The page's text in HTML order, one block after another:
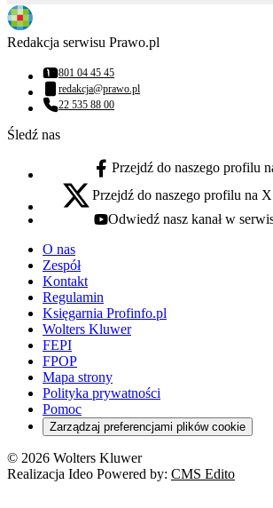
Redakcja serwisu Prawo.pl
Numer telefonu:
801 04 45 45
Adres email:
redakcja@prawo.pl
Numer telefonu:
22 535 88 00
Śledź nas
facebook - otwiera się w nowej karcie
Przejdź do naszego profilu
x - otwiera się w nowej karcie
Przejdź do naszego profilu na
youtube - otwiera się w nowej karcie
Odwiedź nasz kanał w
O nas
Zespół
Kontakt
Regulamin
Księgarnia Profinfo.pl
Wolters Kluwer
FEPI
FPOP
Mapa strony
Polityka prywatności
Pomoc
Zarządzaj preferencjami plików cookie
© 2026 Wolters Kluwer
Realizacja Ideo Powered by: CMS Edito